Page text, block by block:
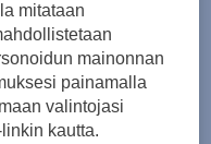
Ei saatavilla
mitataan
mainonnan
painamalla
valintojasi
kautta.